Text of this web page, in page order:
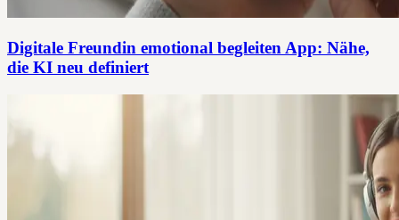
Digitale Freundin emotional begleiten App: Nähe,
die KI neu definiert